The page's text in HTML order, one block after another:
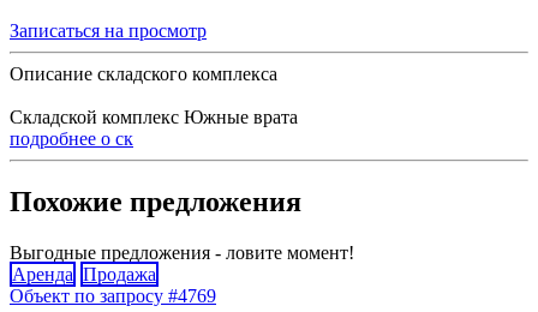
Записаться на просмотр
Описание складского комплекса
Складской комплекс Южные врата
подробнее о ск
Похожие предложения
Выгодные предложения - ловите момент!
Аренда Продажа
Объект по запросу #4769